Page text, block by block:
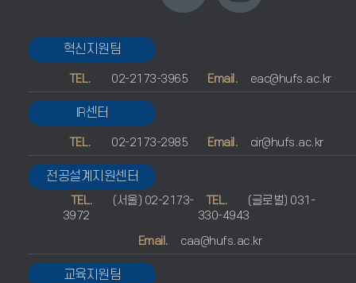
혁신지원팀
TEL. 02-2173-3965 Email. eac@hufs.ac.kr
IR센터
TEL. 02-2173-2985 Email. cir@hufs.ac.kr
전공설계지원센터
TEL.
(서울) 02-2173-
3972
TEL.
(글로벌) 031-
330-4943
Email.
caa@hufs.ac.kr
교육지원팀